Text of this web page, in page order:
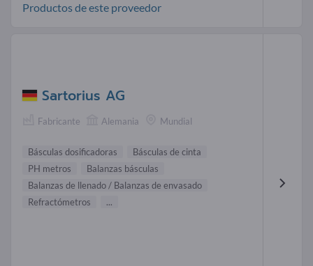
Productos de este proveedor
Sartorius AG
Fabricante Alemania Mundial
Básculas dosificadoras
Básculas de cinta
PH metros
Balanzas básculas
Balanzas de llenado / Balanzas de envasado
Refractómetros
...